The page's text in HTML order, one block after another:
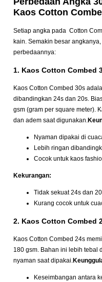
Kaos Cotton
Setiap angka pada Cotton
kain. Semakin besar
perbedaannya:
1. Kaos Cotton Combed
Kaos Cotton Combed 30s
dibandingkan 24s dan 20s.
gsm (gram per square meter).
dan adem saat digunakan.
Nyaman dipakai di
Lebih ringan
Cocok untuk kaos
Kekurangan:
Tidak sekuat 24s dan
Kurang cocok untuk
2. Kaos Cotton Combed
Kaos Cotton Combed 24s
180 gsm. Bahan ini lebih tebal
nyaman saat dipakai.
Keseimbangan antara